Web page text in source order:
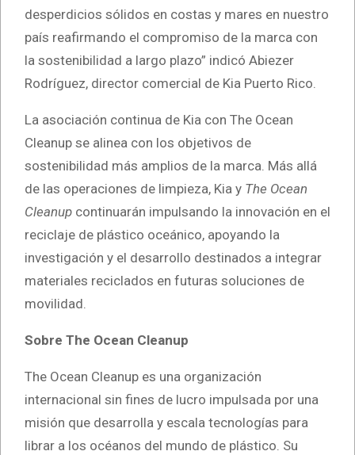
desperdicios sólidos en costas y mares en nuestro
país reafirmando el compromiso de la marca con
la sostenibilidad a largo plazo” indicó Abiezer
Rodríguez, director comercial de Kia Puerto Rico.
La asociación continua de Kia con The Ocean
Cleanup se alinea con los objetivos de
sostenibilidad más amplios de la marca. Más allá
de las operaciones de limpieza, Kia y The Ocean
Cleanup continuarán impulsando la innovación en el
reciclaje de plástico oceánico, apoyando la
investigación y el desarrollo destinados a integrar
materiales reciclados en futuras soluciones de
movilidad.
Sobre The Ocean Cleanup
The Ocean Cleanup es una organización
internacional sin fines de lucro impulsada por una
misión que desarrolla y escala tecnologías para
librar a los océanos del mundo de plástico. Su